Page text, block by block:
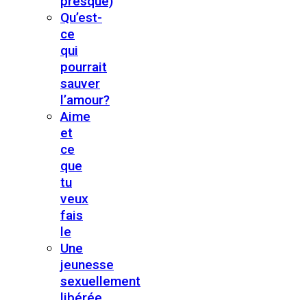
Qu’est-
ce
qui
pourrait
sauver
l’amour?
Aime
et
ce
que
tu
veux
fais
le
Une
jeunesse
sexuellement